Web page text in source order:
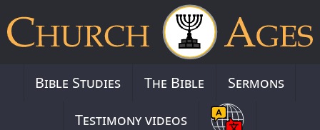
Bible Studies The Bible
Sermons
Testimony videos